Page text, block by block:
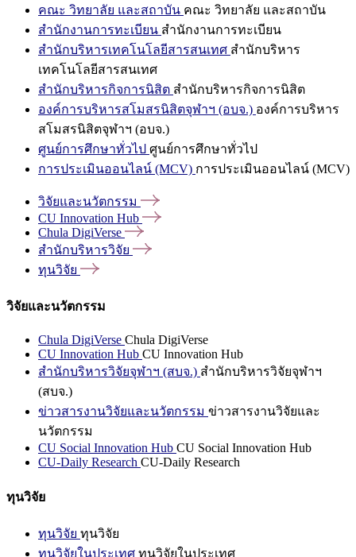
คณะ วิทยาลัย และสถาบัน คณะ วิทยาลัย และสถาบัน
สำนักงานการทะเบียน สำนักงานการทะเบียน
สำนักบริหารเทคโนโลยีสารสนเทศ สำนักบริหาร
เทคโนโลยีสารสนเทศ
สำนักบริหารกิจการนิสิต สำนักบริหารกิจการนิสิต
องค์การบริหารสโมสรนิสิตจุฬาฯ (อบจ.) องค์การบริหาร
สโมสรนิสิตจุฬาฯ (อบจ.)
ศูนย์การศึกษาทั่วไป ศูนย์การศึกษาทั่วไป
การประเมินออนไลน์ (MCV) การประเมินออนไลน์ (MCV)
วิจัยและนวัตกรรม
CU Innovation Hub
Chula DigiVerse
สำนักบริหารวิจัย
ทุนวิจัย
วิจัยและนวัตกรรม
Chula DigiVerse Chula DigiVerse
CU Innovation Hub CU Innovation Hub
สำนักบริหารวิจัยจุฬาฯ (สบจ.) สำนักบริหารวิจัยจุฬาฯ
(สบจ.)
ข่าวสารงานวิจัยและนวัตกรรม ข่าวสารงานวิจัยและ
นวัตกรรม
CU Social Innovation Hub CU Social Innovation Hub
CU-Daily Research CU-Daily Research
ทุนวิจัย
ทุนวิจัย ทุนวิจัย
ทุนวิจัยในประเทศ ทุนวิจัยในประเทศ